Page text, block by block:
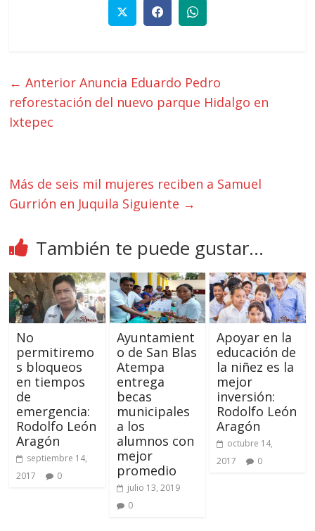
← Anterior Anuncia Eduardo Pedro
reforestación del nuevo parque Hidalgo en
Ixtepec
Más de seis mil mujeres reciben a Samuel
Gurrión en Juquila Siguiente →
También te puede gustar...
No
permitiremo
s bloqueos
en tiempos
de
emergencia:
Rodolfo León
Aragón
septiembre 14,
2017
0
Ayuntamient
o de San Blas
Atempa
entrega
becas
municipales
a los
alumnos con
mejor
promedio
julio 13, 2019
0
Apoyar en la
educación de
la niñez es la
mejor
inversión:
Rodolfo León
Aragón
octubre 14,
2017
0